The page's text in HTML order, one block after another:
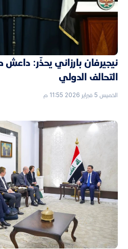
نيجيرفان بارزاني يحذّر:
التحالف الدولي
الخميس 5 فبراير 2026 11:55 م